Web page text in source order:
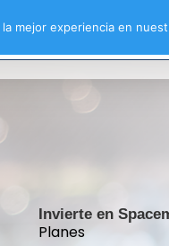
Invierte en
Planes
mejor experiencia en